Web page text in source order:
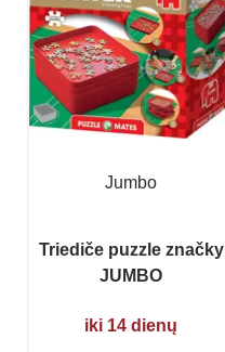
Jumbo
Triediče puzzle značky
JUMBO
iki 14 dienų